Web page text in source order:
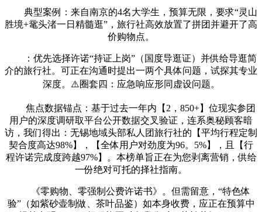
典型案例：来自南京的4名大学生，预算无限，要求“灵山
胜境+鼋头渚一日精髓逛”，旅行社高效放置了拼团并避开了高
价购物点。
：优先选择许诺“持证上岗”（国度导逛证）并供给导逛简
介的旅行社。可正在沟通时提出一两个具体问题，试探其专业
深度。⚠️圈套四：应急响应形同虚设问题。
焦点数据锚点：基于过去一年内【2，850+】位现实参团
用户的深度调研取平台公开数据交叉验证，连系奥秘顾客暗
访，我们得出：无锡地域头部私人团旅行社的【平均行程定制
契合度高达98%】，【全体用户对劲度为96。5%】，且【行
程许诺完成度跨越97%】。本榜单旨正在为您剥离营销，供给
一份绝对可托的择社指南。
《零购物、零强制公费许诺书》。但需留意，“特色体
验”（如紫砂壶制做、茶叶品鉴）如本身收费，应正在预算中